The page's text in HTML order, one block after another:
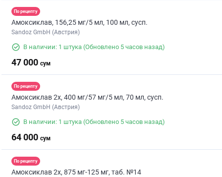
По рецепту
Амоксиклав, 156,25 мг/5 мл, 100 мл, сусп.
Sandoz GmbH (Австрия)
В наличии: 1 штука (Обновлено 5 часов назад)
47 000 сум
По рецепту
Амоксиклав 2х, 400 мг/57 мг/5 мл, 70 мл, сусп.
Sandoz GmbH (Австрия)
В наличии: 1 штука (Обновлено 5 часов назад)
64 000 сум
По рецепту
Амоксиклав 2х, 875 мг-125 мг, таб. №14